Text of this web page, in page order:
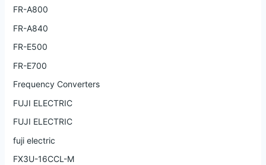
FR-A800
FR-A840
FR-E500
FR-E700
Frequency Converters
FUJI ELECTRIC
FUJI ELECTRIC
fuji electric
FX3U-16CCL-M